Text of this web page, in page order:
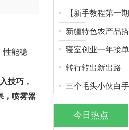
性能稳
技巧，
，喷雾器
【新手教程第一
新疆特色农产品
寝室创业一年接
转行转出新出路
三个毛头小伙白
今日热点